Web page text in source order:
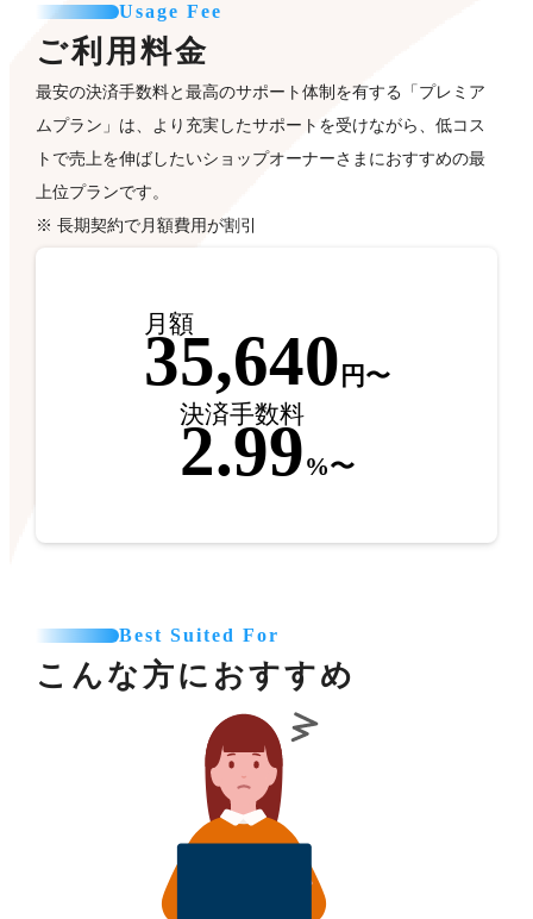
Usage Fee
ご利用料金
最安の決済手数料と最高のサポート体制を有する「プレミア
ムプラン」は、より充実したサポートを受けながら、低コス
トで売上を伸ばしたいショップオーナーさまにおすすめの最
上位プランです。
※ 長期契約で月額費用が割引
月額
35,640 円〜
決済手数料
2.99%〜
Best Suited For
こんな方におすすめ